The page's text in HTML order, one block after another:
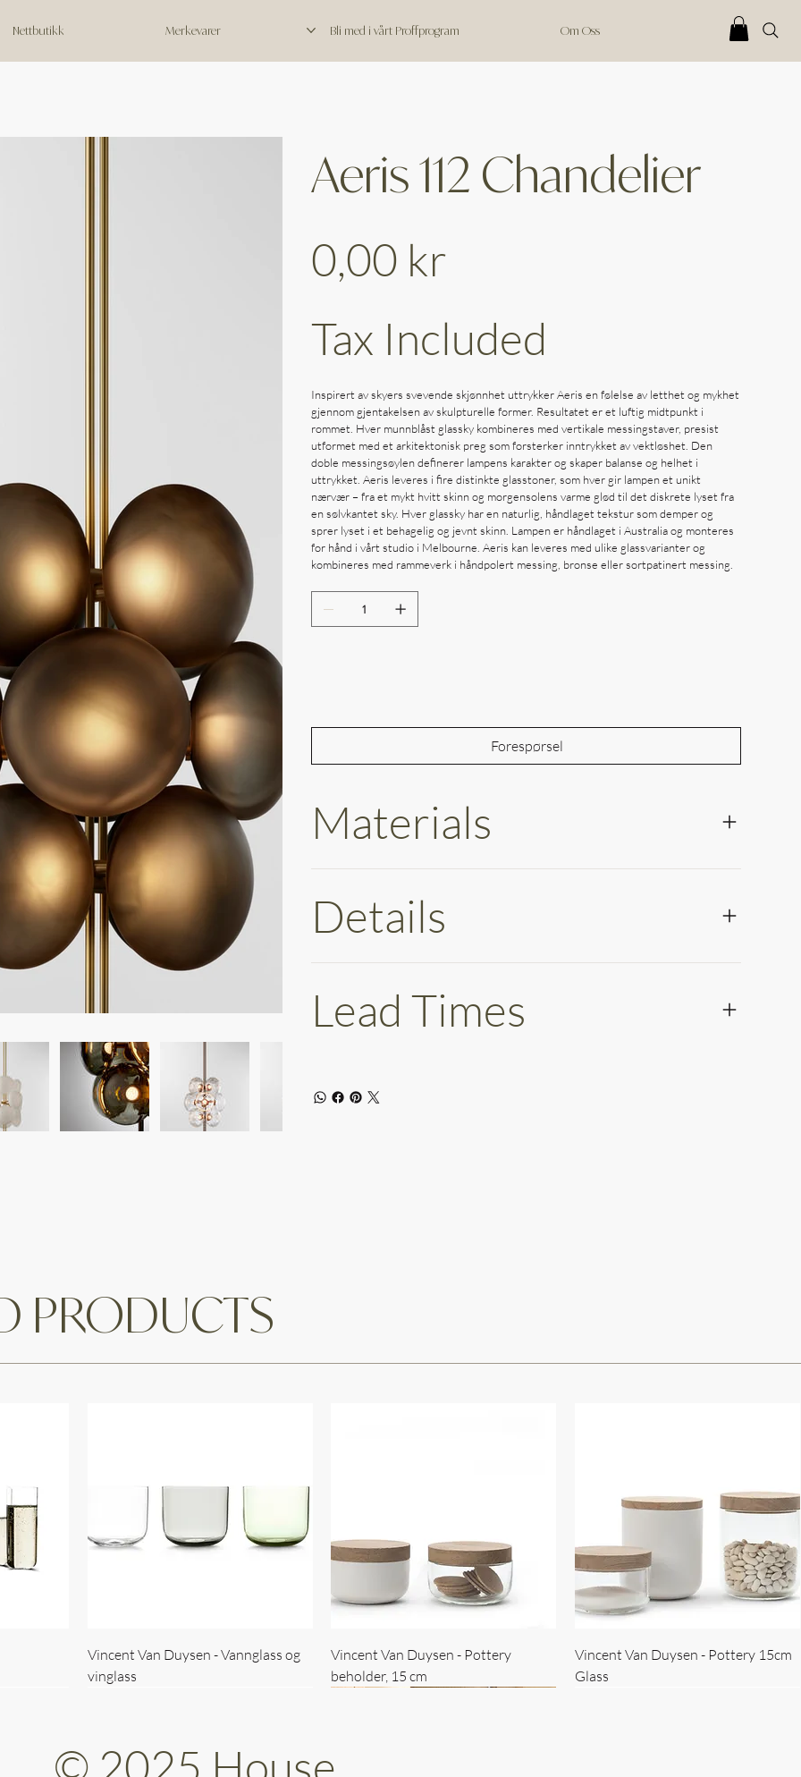
Nettbutikk Merkevarer Bli med i vårt Proffprogram Om Oss
Vincent Van Duysen - Vannglass og
vinglass
Vincent Van Duysen - Pottery
beholder, 15 cm
Vincent Van Duysen - Pottery 15cm
Glass
PRODUCTS
Aeris 112 Chandelier
0,00 kr
Tax Included
Inspirert av skyers svevende skjønnhet uttrykker Aeris en følelse av letthet og mykhet
gjennom gjentakelsen av skulpturelle former. Resultatet er et luftig midtpunkt i
rommet. Hver munnblåst glassky kombineres med vertikale messingstaver, presist
utformet med et arkitektonisk preg som forsterker inntrykket av vektløshet. Den
doble messingsøylen definerer lampens karakter og skaper balanse og helhet i
uttrykket. Aeris leveres i fire distinkte glasstoner, som hver gir lampen et unikt
nærvær – fra et mykt hvitt skinn og morgensolens varme glød til det diskrete lyset fra
en sølvkantet sky. Hver glassky har en naturlig, håndlaget tekstur som demper og
sprer lyset i et behagelig og jevnt skinn. Lampen er håndlaget i Australia og monteres
for hånd i vårt studio i Melbourne. Aeris kan leveres med ulike glassvarianter og
kombineres med rammeverk i håndpolert messing, bronse eller sortpatinert messing.
Forespørsel
Materials
Details
Lead Times